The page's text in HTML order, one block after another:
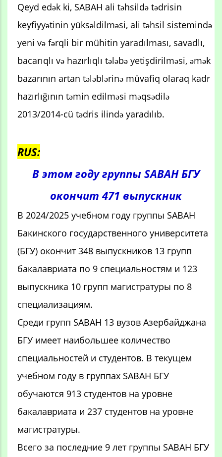
Qeyd edək ki, SABAH ali təhsildə tədrisin
keyfiyyətinin yüksəldilməsi, ali təhsil sistemində
yeni və fərqli bir mühitin yaradılması, savadlı,
bacarıqlı və hazırlıqlı tələbə yetişdirilməsi, əmək
bazarının artan tələblərinə müvafiq olaraq kadr
hazırlığının təmin edilməsi məqsədilə
2013/2014-cü tədris ilində yaradılıb.
RUS:
В этом году группы SABAH БГУ
окончит 471 выпускник
В 2024/2025 учебном году группы SABAH
Бакинского государственного университета
(БГУ) окончит 348 выпускников 13 групп
бакалавриата по 9 специальностям и 123
выпускника 10 групп магистратуры по 8
специализациям.
Среди групп SABAH 13 вузов Азербайджана
БГУ имеет наибольшее количество
специальностей и студентов. В текущем
учебном году в группах SABAH БГУ
обучаются 913 студентов на уровне
бакалавриата и 237 студентов на уровне
магистратуры.
Всего за последние 9 лет группы SABAH БГУ